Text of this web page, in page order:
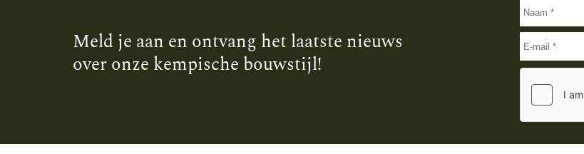
Meld je aan en ontvang het laatste nieuws
over onze kempische bouwstijl!